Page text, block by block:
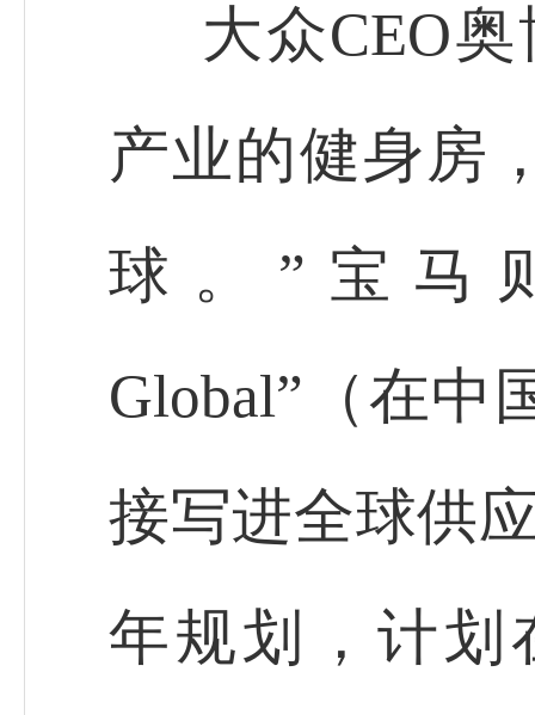
大众CEO
产业的健身房
球。”宝马
Global”（在中
接写进全球供
年规划，计划